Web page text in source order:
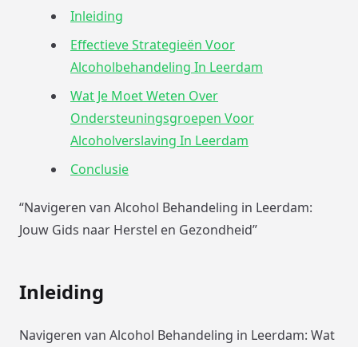
Inleiding
Effectieve Strategieën Voor
Alcoholbehandeling In Leerdam
Wat Je Moet Weten Over
Ondersteuningsgroepen Voor
Alcoholverslaving In Leerdam
Conclusie
“Navigeren van Alcohol Behandeling in Leerdam:
Jouw Gids naar Herstel en Gezondheid”
Inleiding
Navigeren van Alcohol Behandeling in Leerdam: Wat